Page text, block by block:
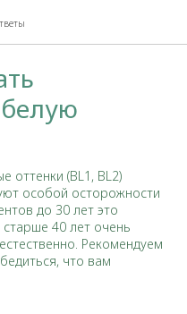
оттенки (BL1, BL2)
особой осторожности
до 30 лет это
40 лет очень
Рекомендуем
что вам